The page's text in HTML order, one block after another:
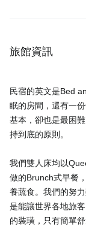
旅館資訊
民宿的英文是Bed
眠的房間，還有一
基本，卻也是最困
持到底的原則。
我們雙人床均以
做的Brunch式早餐
養蔬食。我們的努
是能讓世界各地旅
的裝璜，只有簡單